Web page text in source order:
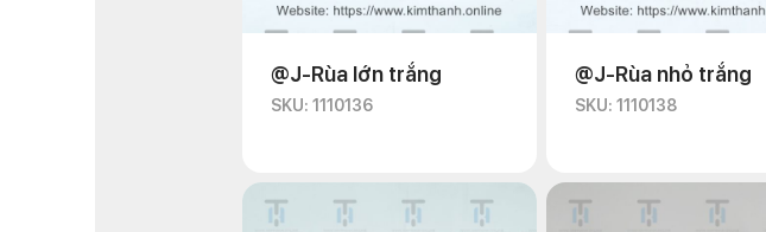
@J-Rùa lớn trắng
SKU: 1110136
@J-Rùa nhỏ trắng
SKU: 1110138